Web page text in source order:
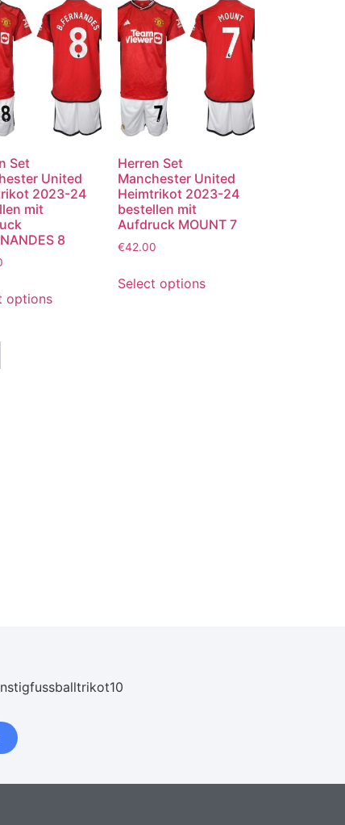
Set
United
2023-24
mit
8
options
Herren Set
Manchester United
Heimtrikot 2023-24
bestellen mit
Aufdruck MOUNT 7
€42.00
Select options